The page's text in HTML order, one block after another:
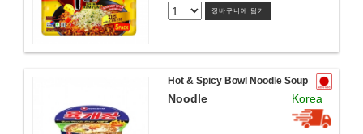
장바구니에 담기
Hot & Spicy Bowl Noodle Soup
Noodle Korea